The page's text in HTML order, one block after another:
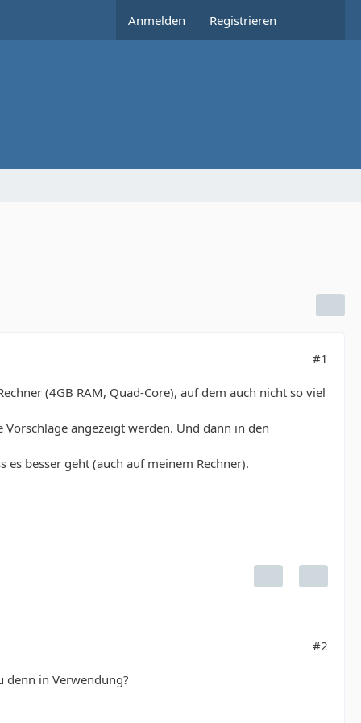
Anmelden Registrieren
#1
(4GB RAM, Quad-Core), auf dem auch nicht so viel
angezeigt werden. Und dann in den
besser geht (auch auf meinem Rechner).
#2
denn in Verwendung?